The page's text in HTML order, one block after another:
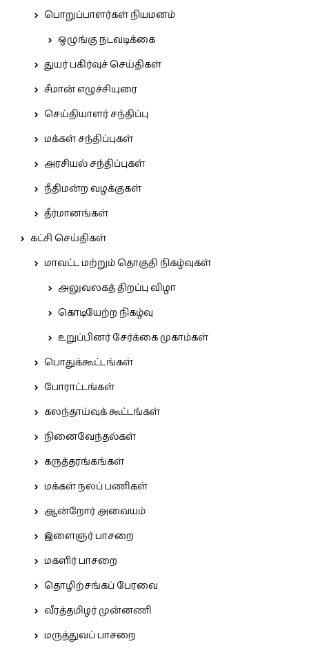
பொறுப்பாளர்கள் நியமனம்
ஒழுங்கு நடவடிக்கை
துயர் பகிர்வுச் செய்திகள்
சீமான் எழுச்சியுரை
செய்தியாளர் சந்திப்பு
மக்கள் சந்திப்புகள்
அரசியல் சந்திப்புகள்
நீதிமன்ற வழக்குகள்
தீர்மானங்கள்
கட்சி செய்திகள்
மாவட்ட மற்றும் தொகுதி நிகழ்வுகள்
அலுவலகத் திறப்பு விழா
கொடியேற்ற நிகழ்வு
உறுப்பினர் சேர்க்கை முகாம்கள்
பொதுக்கூட்டங்கள்
போராட்டங்கள்
கலந்தாய்வுக் கூட்டங்கள்
நினைவேந்தல்கள்
கருத்தரங்கங்கள்
மக்கள் நலப் பணிகள்
ஆன்றோர் அவையம்
இளைஞர் பாசறை
மகளிர் பாசறை
தொழிற்சங்கப் பேரவை
வீரத்தமிழர் முன்னணி
மருத்துவப் பாசறை